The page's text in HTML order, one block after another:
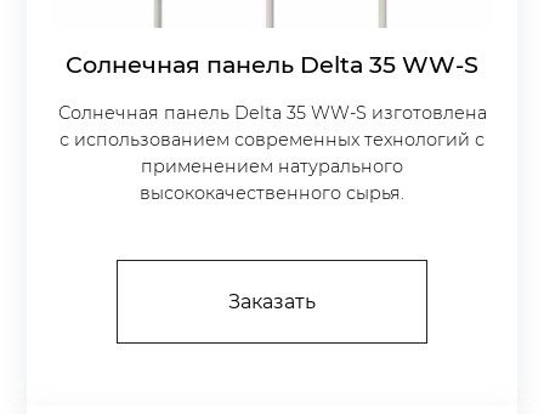
Солнечная панель Delta 35 WW-S
Солнечная панель Delta 35 WW-S изготовлена
с использованием современных технологий с
применением натурального
высококачественного сырья.
Заказать